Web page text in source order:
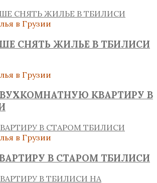
в Грузии
СНЯТЬ ЖИЛЬЕ В ТБИЛИСИ
в Грузии
КВАРТИРУ В
в Грузии
В СТАРОМ ТБИЛИСИ